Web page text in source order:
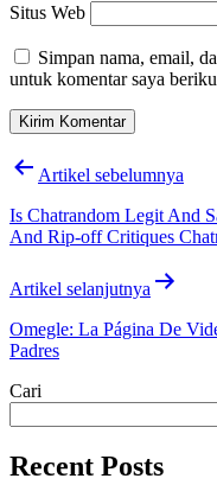
Situs Web
Simpan nama, email,
untuk komentar saya
Navigasi
Artikel sebelumnya
Is Chatrandom Legit And
And Rip-off Critiques
Artikel selanjutnya
Omegle: La Página De
Padres
Cari
Recent Posts